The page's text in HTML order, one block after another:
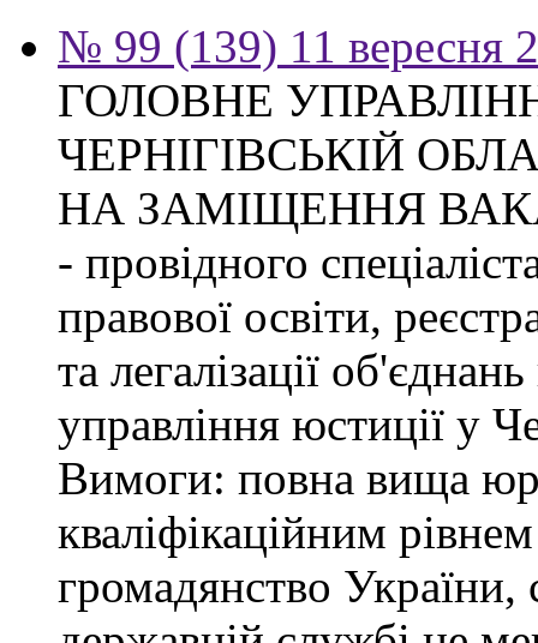
№ 99 (139) 11 вересня
ГОЛОВНЕ
ЧЕРНІГІВСЬКІЙ
НА ЗАМІЩЕННЯ
- провідного
правової освіти,
та легалізації
управління юстиції у
Вимоги: повна вища
кваліфікаційним
громадянство